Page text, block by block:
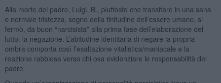
Alla morte del padre, Luigi, B., piuttosto che transitare in una sana
e normale tristezza, segno della finitudine dell’essere umano, si
fermò, da buon “narcisista” alla prima fase dell’elaborazione del
lutto: la negazione. L’abitudine identitaria di negare la propria
ombra comporta così l’esaltazione vitalistica/maniacale e la
reazione rabbiosa verso chi osa evidenziare le responsabilità del
padre.